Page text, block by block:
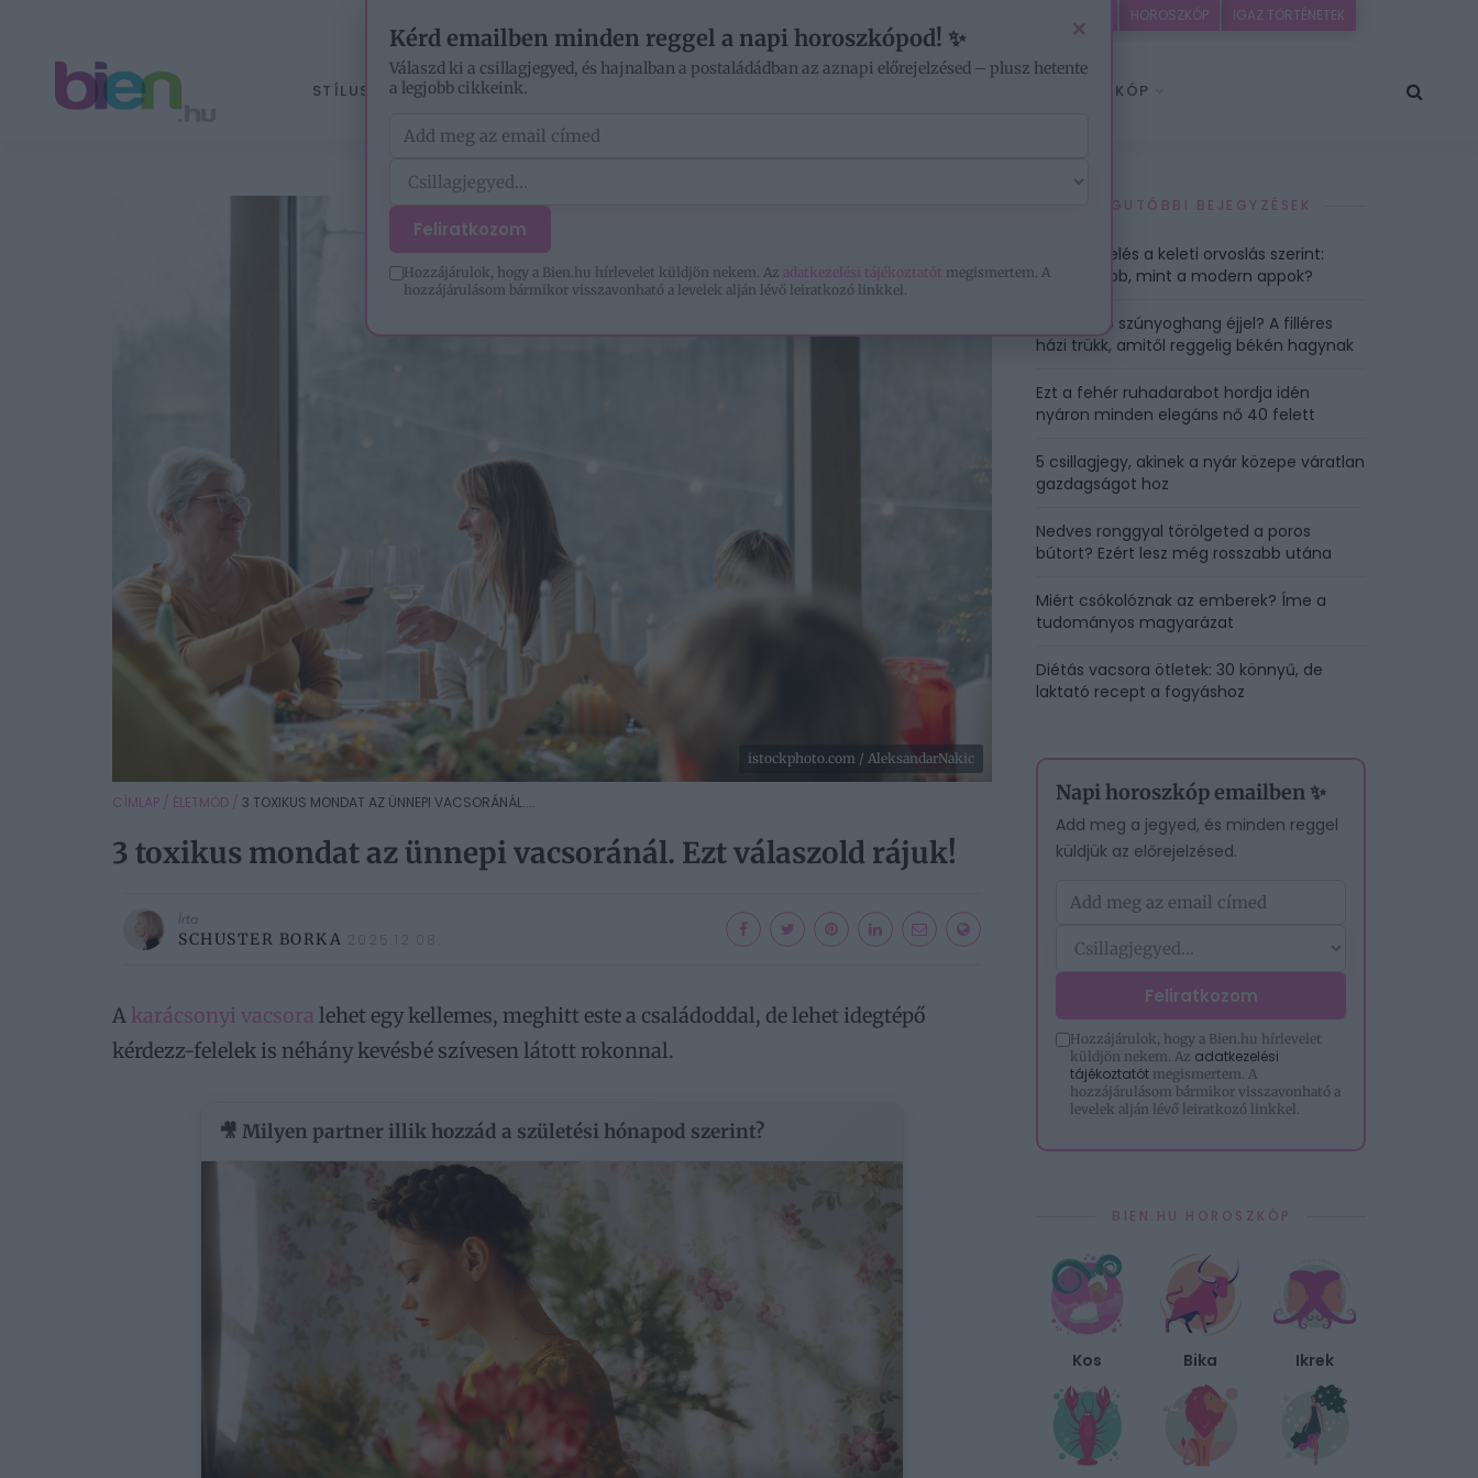
IGAZ TÖRTÉNETEK
HOROSZKÓP
STÍLUS ÉLETMÓD HOROSZKÓP
istockphoto.com / AleksandarNakic
CÍMLAP / ÉLETMÓD / 3 TOXIKUS MONDAT AZ ÜNNEPI VACSORÁNÁL....
3 toxikus mondat az ünnepi vacsoránál. Ezt válaszold rájuk!
Írta
SCHUSTER BORKA 2025.12.08.
A karácsonyi vacsora lehet egy kellemes, meghitt este a családoddal, de lehet idegtépő
kérdezz-felelek is néhány kevésbé szívesen látott rokonnal.
🎥 Milyen partner illik hozzád a születési hónapod szerint?
LEGUTÓBBI BEJEGYZÉSEK
Ciklusfigyelés a keleti orvoslás szerint:
Hasznosabb, mint a modern appok?
Bosszantó szúnyoghang éjjel? A filléres
házi trükk, amitől reggelig békén hagynak
Ezt a fehér ruhadarabot hordja idén
nyáron minden elegáns nő 40 felett
5 csillagjegy, akinek a nyár közepe váratlan
gazdagságot hoz
Nedves ronggyal törölgeted a poros
bútort? Ezért lesz még rosszabb utána
Miért csókolóznak az emberek? Íme a
tudományos magyarázat
Diétás vacsora ötletek: 30 könnyű, de
laktató recept a fogyáshoz
Napi horoszkóp emailben ✨
Add meg a jegyed, és minden reggel
küldjük az előrejelzésed.
Feliratkozom
Hozzájárulok, hogy a Bien.hu hírlevelet
küldjön nekem. Az adatkezelési
tájékoztatót megismertem. A
hozzájárulásom bármikor visszavonható a
levelek alján lévő leiratkozó linkkel.
BIEN.HU HOROSZKÓP
Kos Bika Ikrek
×
Kérd emailben minden reggel a napi horoszkópod! ✨
Válaszd ki a csillagjegyed, és hajnalban a postaládádban az aznapi előrejelzésed – plusz hetente
a legjobb cikkeink.
Feliratkozom
Hozzájárulok, hogy a Bien.hu hírlevelet küldjön nekem. Az adatkezelési tájékoztatót megismertem. A
hozzájárulásom bármikor visszavonható a levelek alján lévő leiratkozó linkkel.